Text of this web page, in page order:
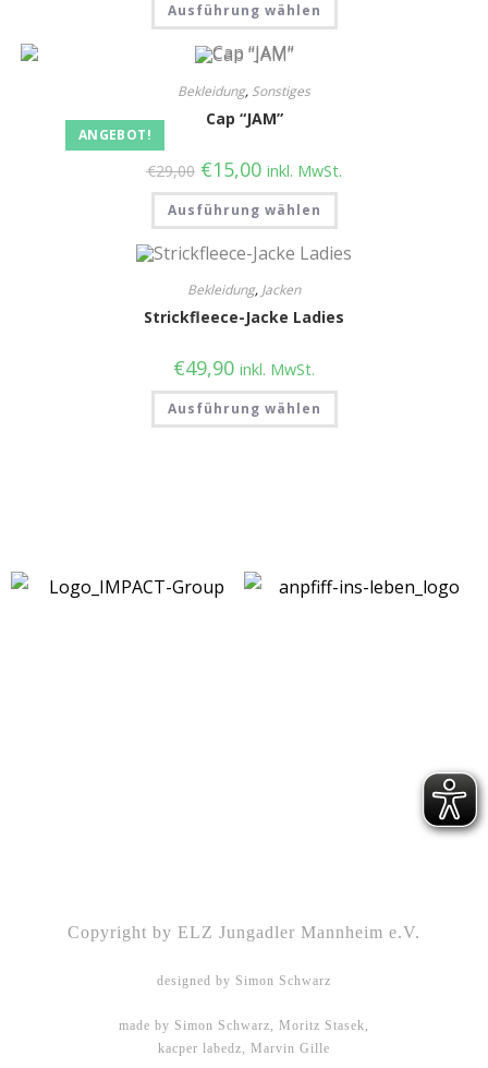
Ausführung wählen
ANGEBOT!
Bekleidung, Sonstiges
Cap “JAM”
€29,00 €15,00 inkl. MwSt.
Ausführung wählen
Bekleidung, Jacken
Strickfleece-Jacke Ladies
€49,90 inkl. MwSt.
Ausführung wählen
Copyright by ELZ Jungadler Mannheim e.V.
designed by Simon Schwarz
made by Simon Schwarz, Moritz Stasek,
kacper labedz, Marvin Gille